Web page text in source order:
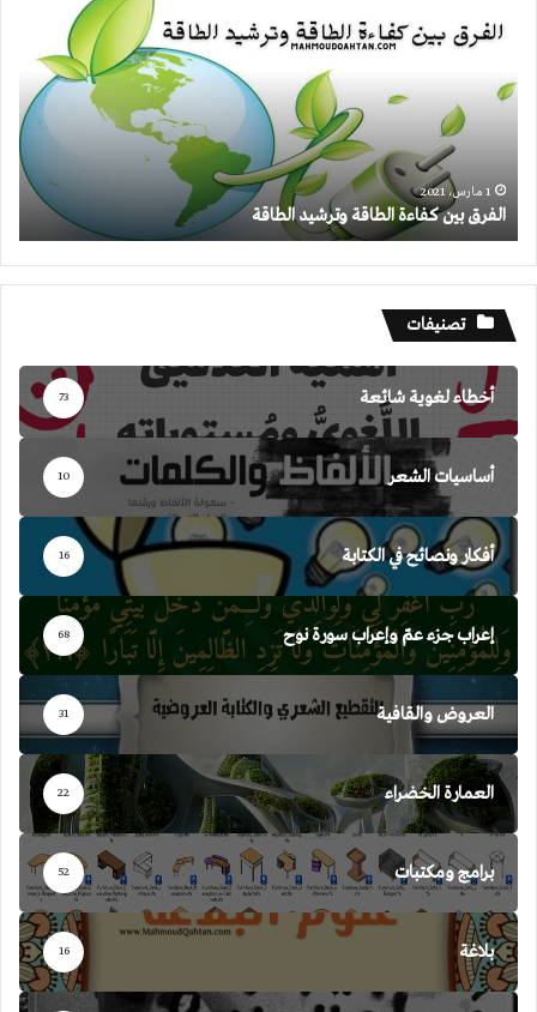
كفاءة
وترشيد
1 مارس، 2021
الفرق بين كفاءة الطاقة وترشيد الطاقة
تصنيفات
أخطاء لغوية شائعة 73
أساسيات الشعر 10
أفكار ونصائح في الكتابة 16
إعراب جزء عمّ وإعراب سورة نوح 68
العروض والقافية 31
العمارة الخضراء 22
برامج ومكتبات 52
بلاغة 16